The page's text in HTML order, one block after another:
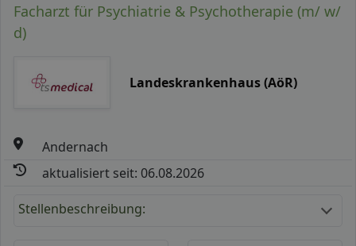
Facharzt für Psychiatrie & Psychotherapie (m/ w/
d)
Landeskrankenhaus (AöR)
Andernach
aktualisiert seit: 06.08.2026
Stellenbeschreibung: